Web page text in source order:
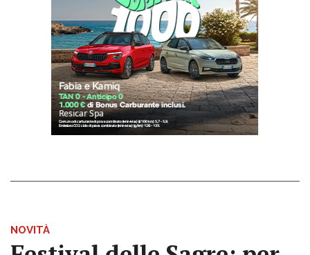
NOVITÀ